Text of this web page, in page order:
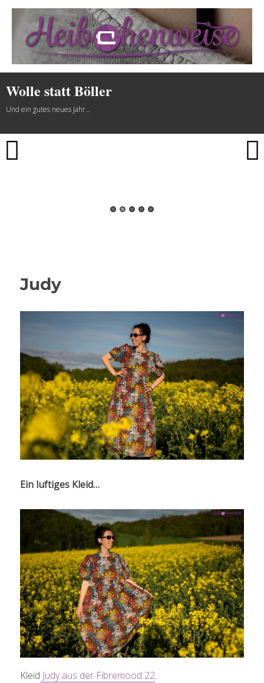
Heibchenweise
Wolle statt Böller
Und ein gutes neues Jahr…
Judy
Ein luftiges Kleid…
Kleid Judy aus der Fibremood 22.